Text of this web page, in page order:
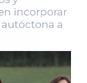
incorporar
a